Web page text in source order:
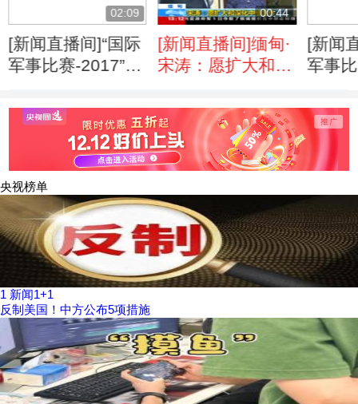
02:09
[新闻直播间]“国际
军事比赛-2017”·
境”接力赛 中国代
表队夺冠
00:44
[新闻直播间]缅甸·
宋涛：愿扩大和深
[新闻
军事
条件
央视榜单
1 新闻1+1
反制美国！中方公布5项措施